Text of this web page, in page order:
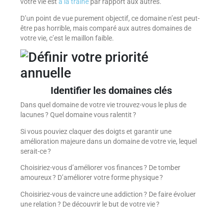
votre vie est à la traînepar rapport aux autres.
D’un point de vue purement objectif, ce domaine n’est peut-
être pas horrible, mais comparé aux autres domaines de
votre vie, c’est le maillon faible.
Identifier les domaines clés
Dans quel domaine de votre vie trouvez-vous le plus de
lacunes ? Quel domaine vous ralentit ?
Si vous pouviez claquer des doigts et garantir une
amélioration majeure dans un domaine de votre vie, lequel
serait-ce ?
Choisiriez-vous d’améliorer vos finances ? De tomber
amoureux ? D’améliorer votre forme physique ?
Choisiriez-vous de vaincre une addiction ? De faire évoluer
une relation ? De découvrir le but de votre vie ?